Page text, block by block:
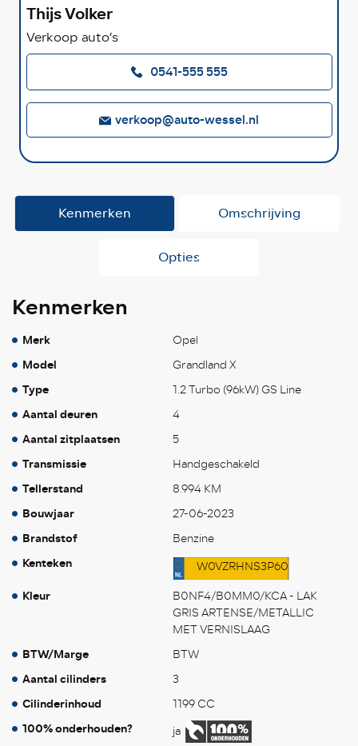
Thijs Volker
Verkoop auto’s
0541-555 555
verkoop@auto-wessel.nl
Kenmerken Omschrijving
Opties
Kenmerken
Merk Opel
Model Grandland X
Type 1.2 Turbo (96kW) GS Line
Aantal deuren 4
Aantal zitplaatsen 5
Transmissie Handgeschakeld
Tellerstand 8.994 KM
Bouwjaar 27-06-2023
Brandstof Benzine
Kenteken W0VZRHNS3P60
Kleur
B0NF4/B0MM0/KCA - LAK
GRIS ARTENSE/METALLIC
MET VERNISLAAG
BTW/Marge BTW
Aantal cilinders 3
Cilinderinhoud 1199 CC
100% onderhouden? ja